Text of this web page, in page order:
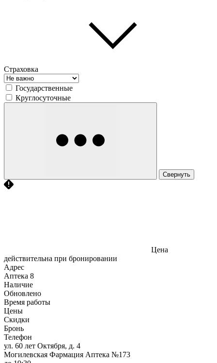
Страховка
Государственные
Круглосуточные
Свернуть
Цена
действительна при бронировании
Адрес
Аптека 8
Наличие
Обновлено
Время работы
Цены
Скидки
Бронь
Телефон
ул. 60 лет Октября, д. 4
Могилевская Фармация Аптека №173